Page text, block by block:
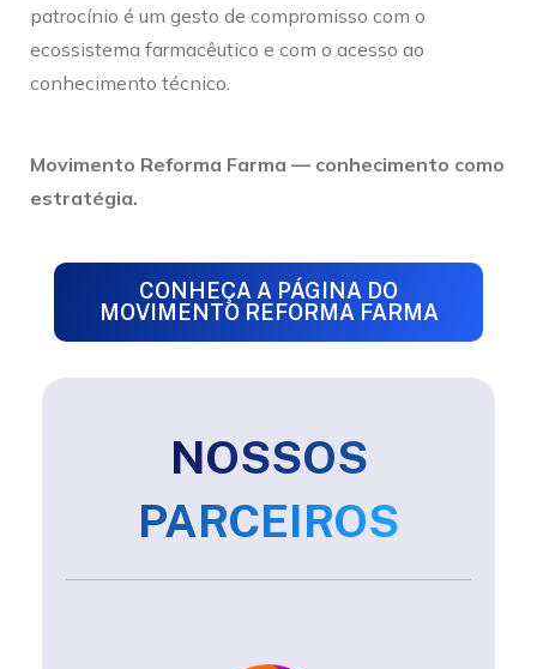
patrocínio é um gesto de compromisso com o
ecossistema farmacêutico e com o acesso ao
conhecimento técnico.
Movimento Reforma Farma — conhecimento como
estratégia.
CONHEÇA A PÁGINA DO
MOVIMENTO REFORMA FARMA
NOSSOS
PARCEIROS